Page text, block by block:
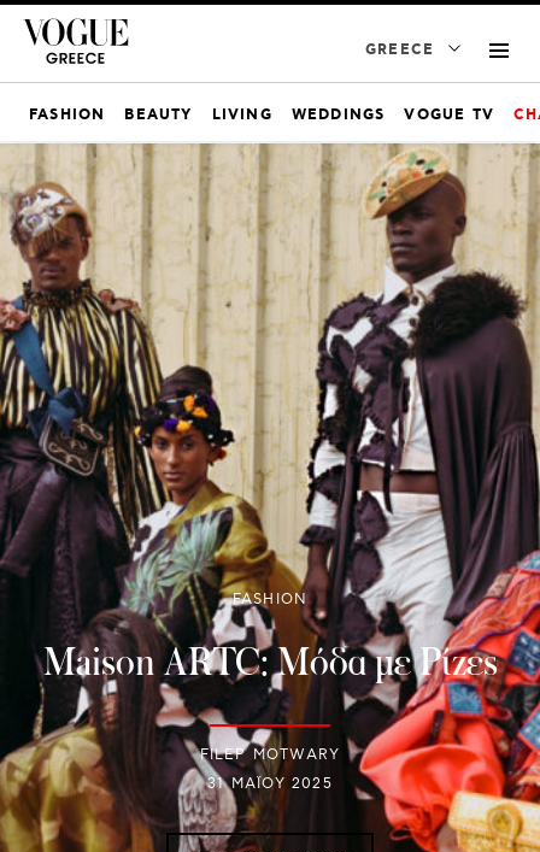
GREECE
FASHION BEAUTY LIVING WEDDINGS VOGUE TV
FASHION
Maison ARTC: Μόδα με Ρίζες
FILEP MOTWARY
31 ΜΑΪ́ΟΥ 2025